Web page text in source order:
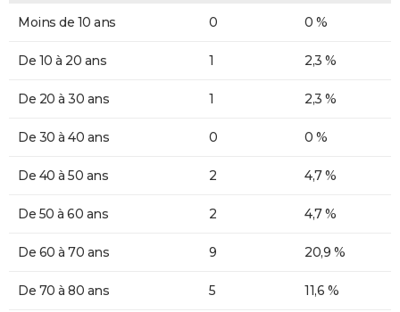
Moins de 10 ans 0 0 %
De 10 à 20 ans 1 2,3 %
De 20 à 30 ans 1 2,3 %
De 30 à 40 ans 0 0 %
De 40 à 50 ans 2 4,7 %
De 50 à 60 ans 2 4,7 %
De 60 à 70 ans 9 20,9 %
De 70 à 80 ans 5 11,6 %